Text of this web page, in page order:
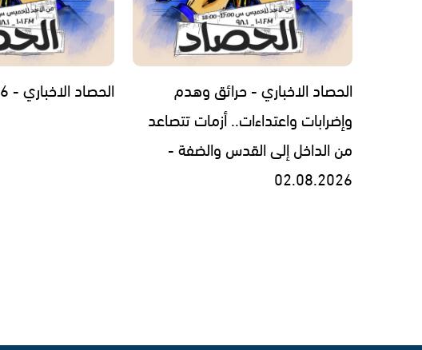
الحصاد الاخباري - حرائق وهدم
وإضرابات واعتداءات.. أزمات تتصاعد
من الداخل إلى القدس والضفة -
02.08.2026
الحصاد الاخباري - 30.07.2026